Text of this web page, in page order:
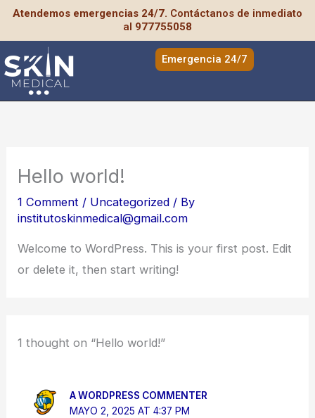
Skip
content
Atendemos emergencias 24/7. Contáctanos de inmediato
al 977755058
Emergencia 24/7
Hello world!
1 Comment / Uncategorized / By
institutoskinmedical@gmail.com
Welcome to WordPress. This is your first post. Edit
or delete it, then start writing!
1 thought on “Hello world!”
A WORDPRESS COMMENTER
MAYO 2, 2025 AT 4:37 PM